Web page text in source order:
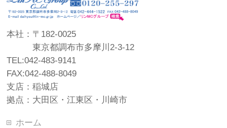
本社：〒182-0025
東京都調布市多摩川2-3-12
TEL:042-483-9141
FAX:042-488-8049
支店：稲城店
拠点：大田区・江東区・川崎市
ホーム